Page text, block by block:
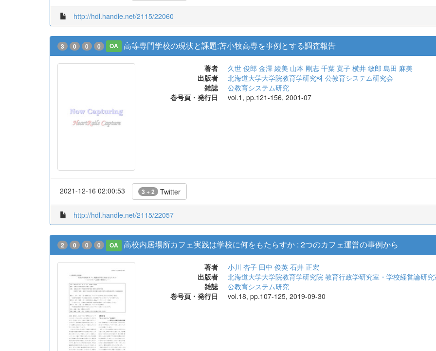
http://hdl.handle.net/2115/22060
3 0 0 0 OA 高等専門学校の現状と課題:苫小牧高専を事例とする調査報告
著者 久世 俊郎 金澤 綾美 山本 剛志 千葉 寛子 横井 敏郎 島田 麻美
出版者
北海道大学大学院教育学研究科 公教育システム研究会
雑誌
公教育システム研究
巻号頁・発行日
vol.1, pp.121-156, 2001-07
2021-12-16 02:00:53 3 + 2 Twitter
http://hdl.handle.net/2115/22057
2 0 0 0 OA 高校内居場所カフェ実践は学校に何をもたらすか : 2つのカフェ運営の事例から
著者 小川 杏子 田中 俊英 石井 正宏
出版者
北海道大学大学院教育学研究院 教育行政学研究室・学校経営論研究
雑誌
公教育システム研究
巻号頁・発行日
vol.18, pp.107-125, 2019-09-30